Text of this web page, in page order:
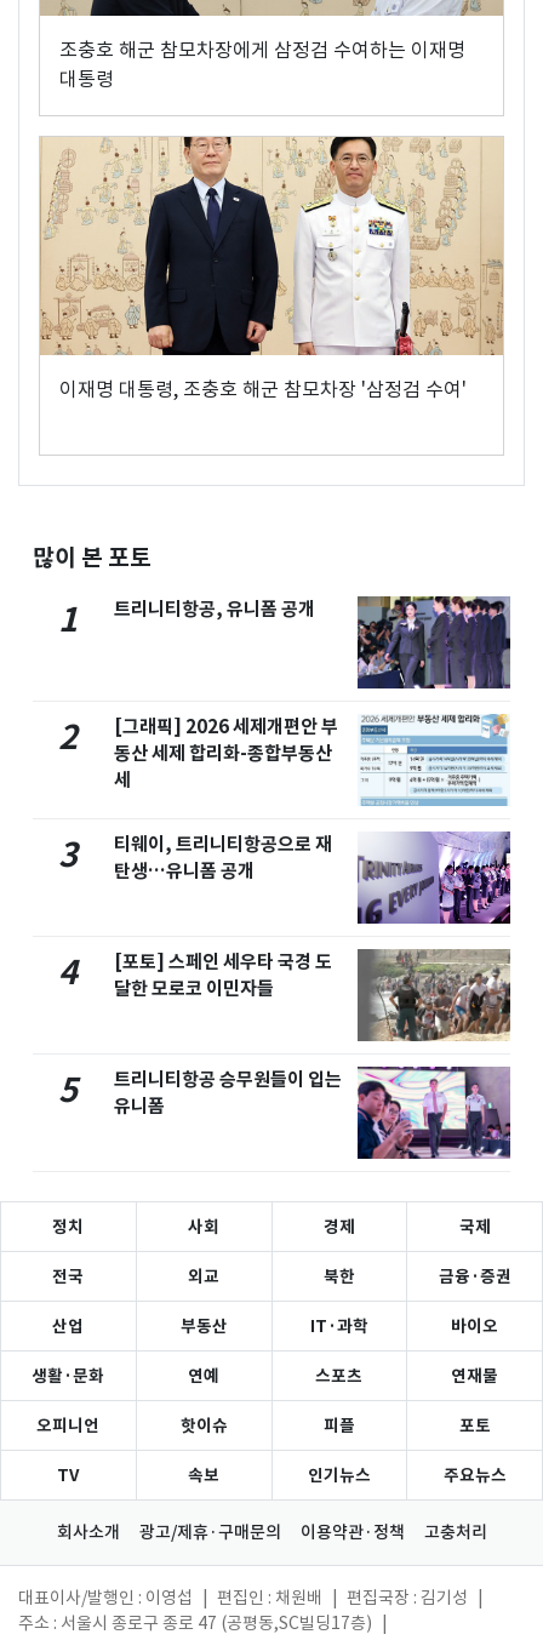
조충호 해군 참모차장에게 삼정검 수여하는 이재명
대통령
이재명 대통령, 조충호 해군 참모차장 '삼정검 수여'
많이 본 포토
1 트리니티항공, 유니폼 공개
2
[그래픽] 2026 세제개편안 부
동산 세제 합리화-종합부동산
세
3
티웨이, 트리니티항공으로 재
탄생…유니폼 공개
4
[포토] 스페인 세우타 국경 도
달한 모로코 이민자들
5
트리니티항공 승무원들이 입는
유니폼
정치 사회 경제 국제
전국 외교 북한 금융·증권
산업 부동산 IT·과학 바이오
생활·문화 연예 스포츠 연재물
오피니언 핫이슈 피플 포토
TV 속보 인기뉴스 주요뉴스
회사소개 광고/제휴·구매문의 이용약관·정책 고충처리
대표이사/발행인 : 이영섭 편집인 : 채원배 편집국장 : 김기성
주소 : 서울시 종로구 종로 47 (공평동,SC빌딩17층)